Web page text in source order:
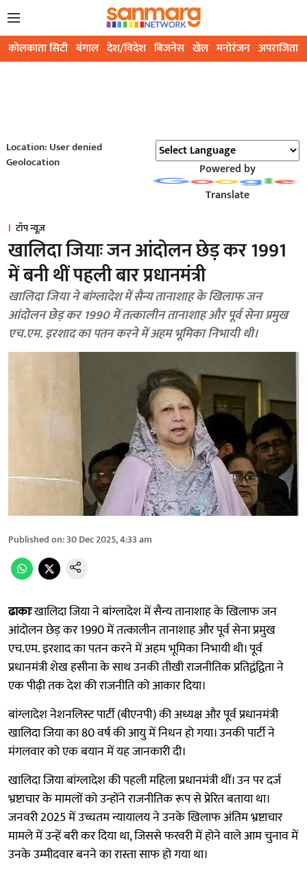
कोलकाता सिटी बंगाल देश/विदेश बिजनेस खेल मनोरंजन अपराजिता
Location: User denied
Geolocation
Powered by
Translate
टॉप न्यूज़
खालिदा जियाः जन आंदोलन छेड़ कर 1991
में बनी थीं पहली बार प्रधानमंत्री
खालिदा जिया ने बांग्लादेश में सैन्य तानाशाह के खिलाफ जन
आंदोलन छेड़ कर 1990 में तत्कालीन तानाशाह और पूर्व सेना प्रमुख
एच.एम. इरशाद का पतन करने में अहम भूमिका निभायी थी।
Published on:30 Dec 2025, 4:33 am
ढाकाःखालिदा जिया ने बांग्लादेश में सैन्य तानाशाह के खिलाफ जन
आंदोलन छेड़ कर 1990 में तत्कालीन तानाशाह और पूर्व सेना प्रमुख
एच.एम. इरशाद का पतन करने में अहम भूमिका निभायी थी। पूर्व
प्रधानमंत्री शेख हसीना के साथ उनकी तीखी राजनीतिक प्रतिद्वंद्विता ने
एक पीढ़ी तक देश की राजनीति को आकार दिया।
बांग्लादेश नेशनलिस्ट पार्टी (बीएनपी) की अध्यक्ष और पूर्व प्रधानमंत्री
खालिदा जिया का 80 वर्ष की आयु में निधन हो गया। उनकी पार्टी ने
मंगलवार को एक बयान में यह जानकारी दी।
खालिदा जिया बांग्लादेश की पहली महिला प्रधानमंत्री थीं। उन पर दर्ज
भ्रष्टाचार के मामलों को उन्होंने राजनीतिक रूप से प्रेरित बताया था।
जनवरी 2025 में उच्चतम न्यायालय ने उनके खिलाफ अंतिम भ्रष्टाचार
मामले में उन्हें बरी कर दिया था, जिससे फरवरी में होने वाले आम चुनाव में
उनके उम्मीदवार बनने का रास्ता साफ हो गया था।